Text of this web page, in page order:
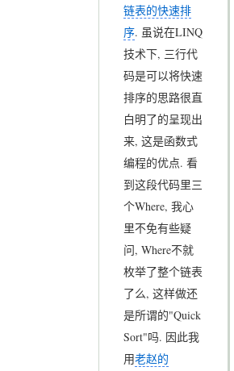
链表的快速排
序. 虽说在LINQ
技术下, 三行代
码是可以将快速
排序的思路很直
白明了的呈现出
来, 这是函数式
编程的优点. 看
到这段代码里三
个Where, 我心
里不免有些疑
问, Where不就
枚举了整个链表
了么, 这样做还
是所谓的"Quick
Sort"吗. 因此我
用老赵的